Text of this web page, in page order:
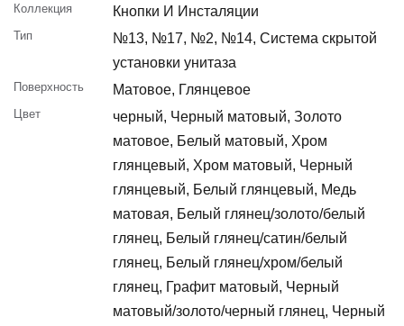
Коллекция Кнопки И Инсталяции
Тип
№13, №17, №2, №14, Система скрытой
установки унитаза
Поверхность Матовое, Глянцевое
Цвет
черный, Черный матовый, Золото
матовое, Белый матовый, Хром
глянцевый, Хром матовый, Черный
глянцевый, Белый глянцевый, Медь
матовая, Белый глянец/золото/белый
глянец, Белый глянец/сатин/белый
глянец, Белый глянец/хром/белый
глянец, Графит матовый, Черный
матовый/золото/черный глянец, Черный